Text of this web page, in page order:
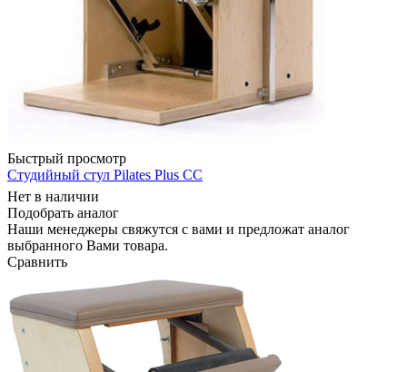
Быстрый просмотр
Студийный стул Pilates Plus СС
Нет в наличии
Подобрать аналог
Наши менеджеры свяжутся с вами и предложат аналог
выбранного Вами товара.
Сравнить